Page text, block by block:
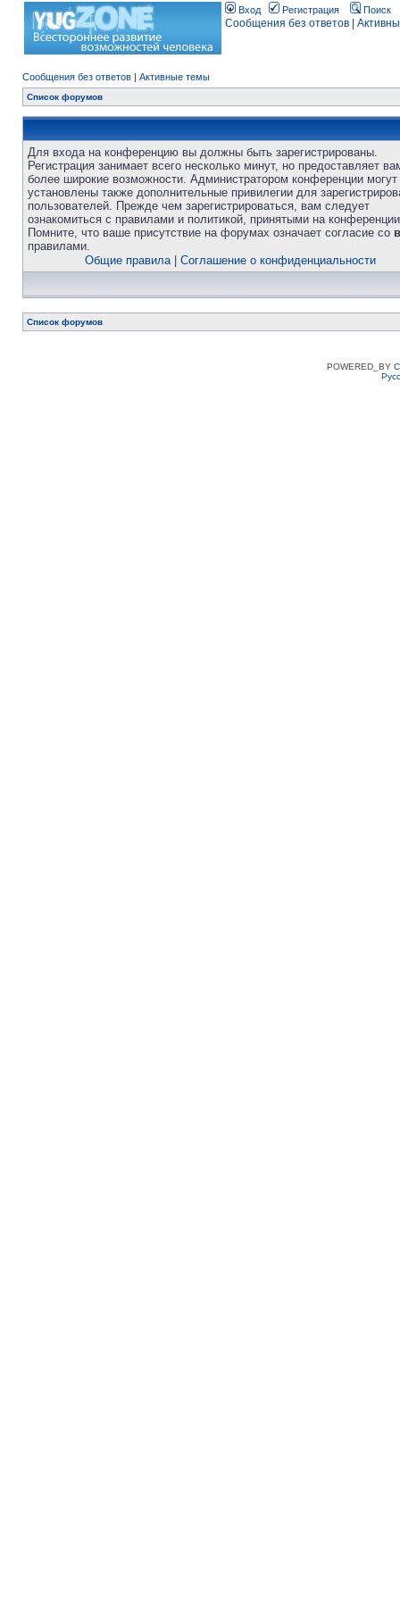
Вход Регистрация Поиск
Сообщения без ответов
Сообщения без ответов | Активные темы
Список форумов
Для входа на конференцию вы должны быть зарегистрированы.
Регистрация занимает всего несколько минут, но предоставляет
более широкие возможности. Администратором конференции
установлены также дополнительные привилегии для
пользователей. Прежде чем зарегистрироваться, вам следует
ознакомиться с правилами и политикой, принятыми на
Помните, что ваше присутствие на форумах означает согласие со
правилами.
Общие правила| Соглашение о конфиденциальности
Список форумов
POWERED_BY